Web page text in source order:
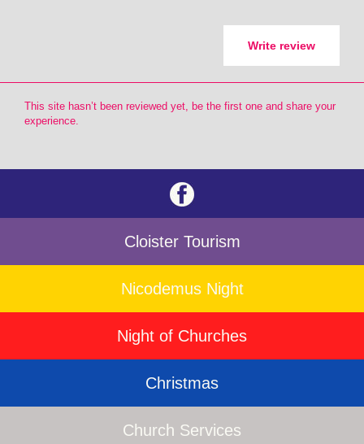
Write review
This site hasn’t been reviewed yet, be the first one and share your
experience.
Cloister Tourism
Nicodemus Night
Night of Churches
Christmas
Church Services